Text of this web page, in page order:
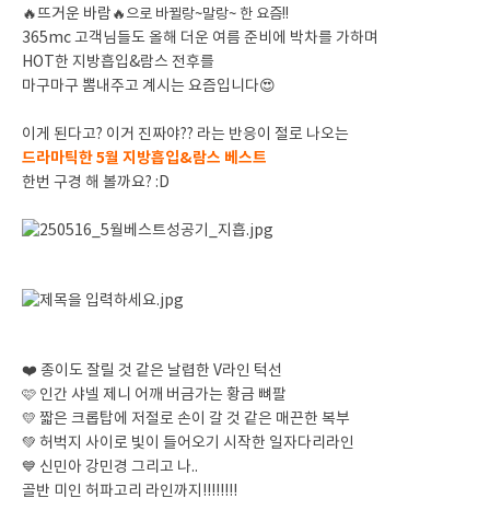
🔥뜨거운 바람🔥으로 바뀔랑~말랑~ 한 요즘!!
365mc 고객님들도 올해 더운 여름 준비에 박차를 가하며
HOT한 지방흡입&람스 전후를
마구마구 뽐내주고 계시는 요즘입니다😍
이게 된다고? 이거 진짜야?? 라는 반응이 절로 나오는
드라마틱한 5월 지방흡입&람스 베스트
한번 구경 해 볼까요? :D
❤️ 종이도 잘릴 것 같은 날렵한 V라인 턱선
🩷 인간 샤넬 제니 어깨 버금가는 황금 뼈팔
💛 짧은 크롭탑에 저절로 손이 갈 것 같은 매끈한 복부
💚 허벅지 사이로 빛이 들어오기 시작한 일자다리라인
💙 신민아 강민경 그리고 나..
골반 미인 허파고리 라인까지!!!!!!!!